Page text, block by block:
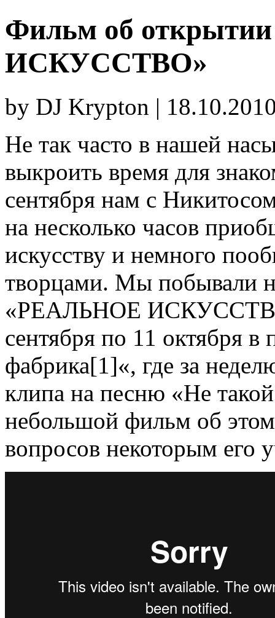
Фильм об
ИСКУССТВО»
by DJ Krypton |
Не так часто в нашей
выкроить время для
сентября нам с
на несколько часов
искусству и немного
творцами. Мы побывали
«РЕАЛЬНОЕ
сентября по 11 октября
фабрика[1]«, где за
клипа на песню «Не
небольшой фильм об
вопросов некоторым его